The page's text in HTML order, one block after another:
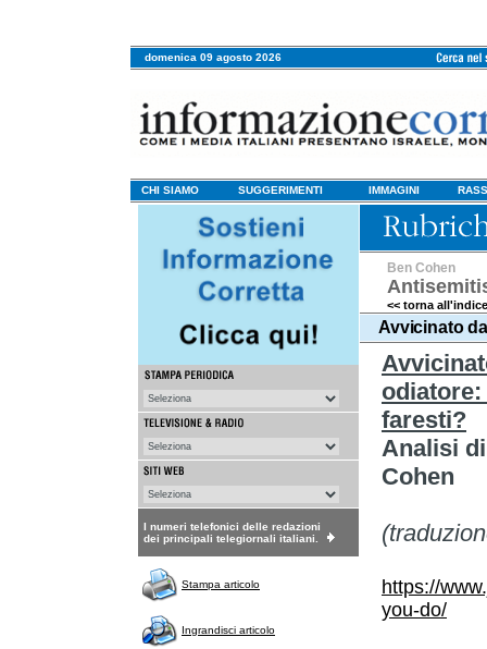
domenica 09 agosto 2026
CHI SIAMO SUGGERIMENTI IMMAGINI
I numeri telefonici delle redazioni
dei principali telegiornali italiani.
Stampa articolo
Ingrandisci articolo
Ben Cohen
<< torna
Avvicinato
odiatore:
faresti?
Analisi
Cohen
https://
you-do/